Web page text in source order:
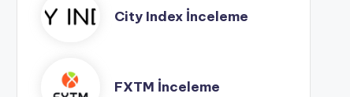
City Index İnceleme
FXTM İnceleme